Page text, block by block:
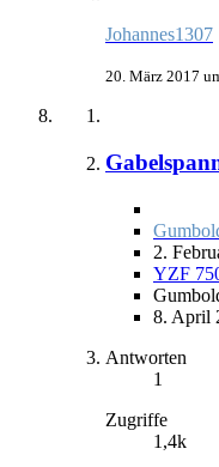
Johannes1307
20. März 2017
2.
YZF
8. April
Antworten
1
Zugriffe
1,4k